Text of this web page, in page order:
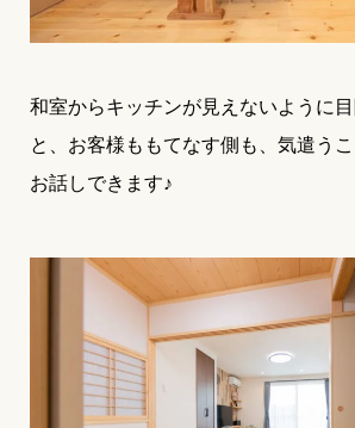
和室からキッチンが見えないように
と、お客様ももてなす側も、気遣う
お話しできます♪